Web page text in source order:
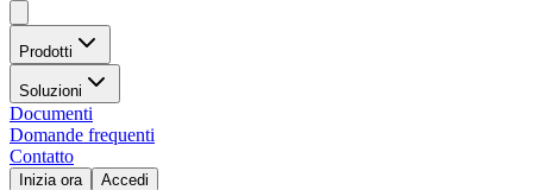
Prodotti
Soluzioni
Documenti
Domande frequenti
Contatto
Inizia ora Accedi